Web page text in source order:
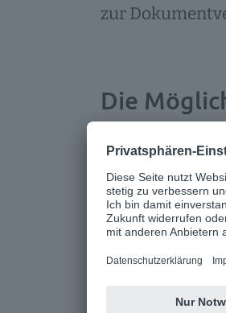
zur
Die
In vielen
im Intranet,